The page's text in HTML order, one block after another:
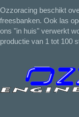
Ozzoracing beschikt
freesbanken. Ook las
ons "in huis" verwerkt
productie van 1 tot 100